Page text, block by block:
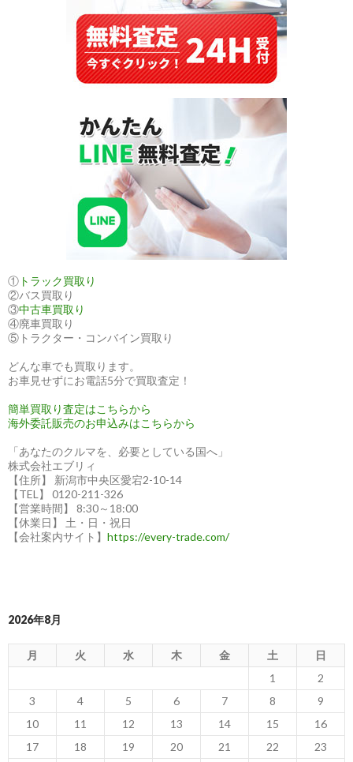
ア
レ
グ
（GH-
7LBMVS）
｜
高
東
フ
リ
① トラック買取り
②バス買取り
③中古車買取り
④廃車買取り
⑤トラクター・コンバイン買取り
どんな車でも買取ります。
お車見せずにお電話5分で買取査定！
簡単買取り査定はこちらから
海外委託販売のお申込みはこちらから
「あなたのクルマを、必要としている国へ」
株式会社エブリィ
【住所】 新潟市中央区愛宕2-10-14
【TEL】 0120-211-326
【営業時間】 8:30～18:00
【休業日】 土・日・祝日
【会社案内サイト】 https://every-trade.com/
2026年8月
月 火 水 木 金 土
日
1
2
3
4 5 6 7 8
9
10
11 12 13 14 15
16
17
18 19 20 21 22
23